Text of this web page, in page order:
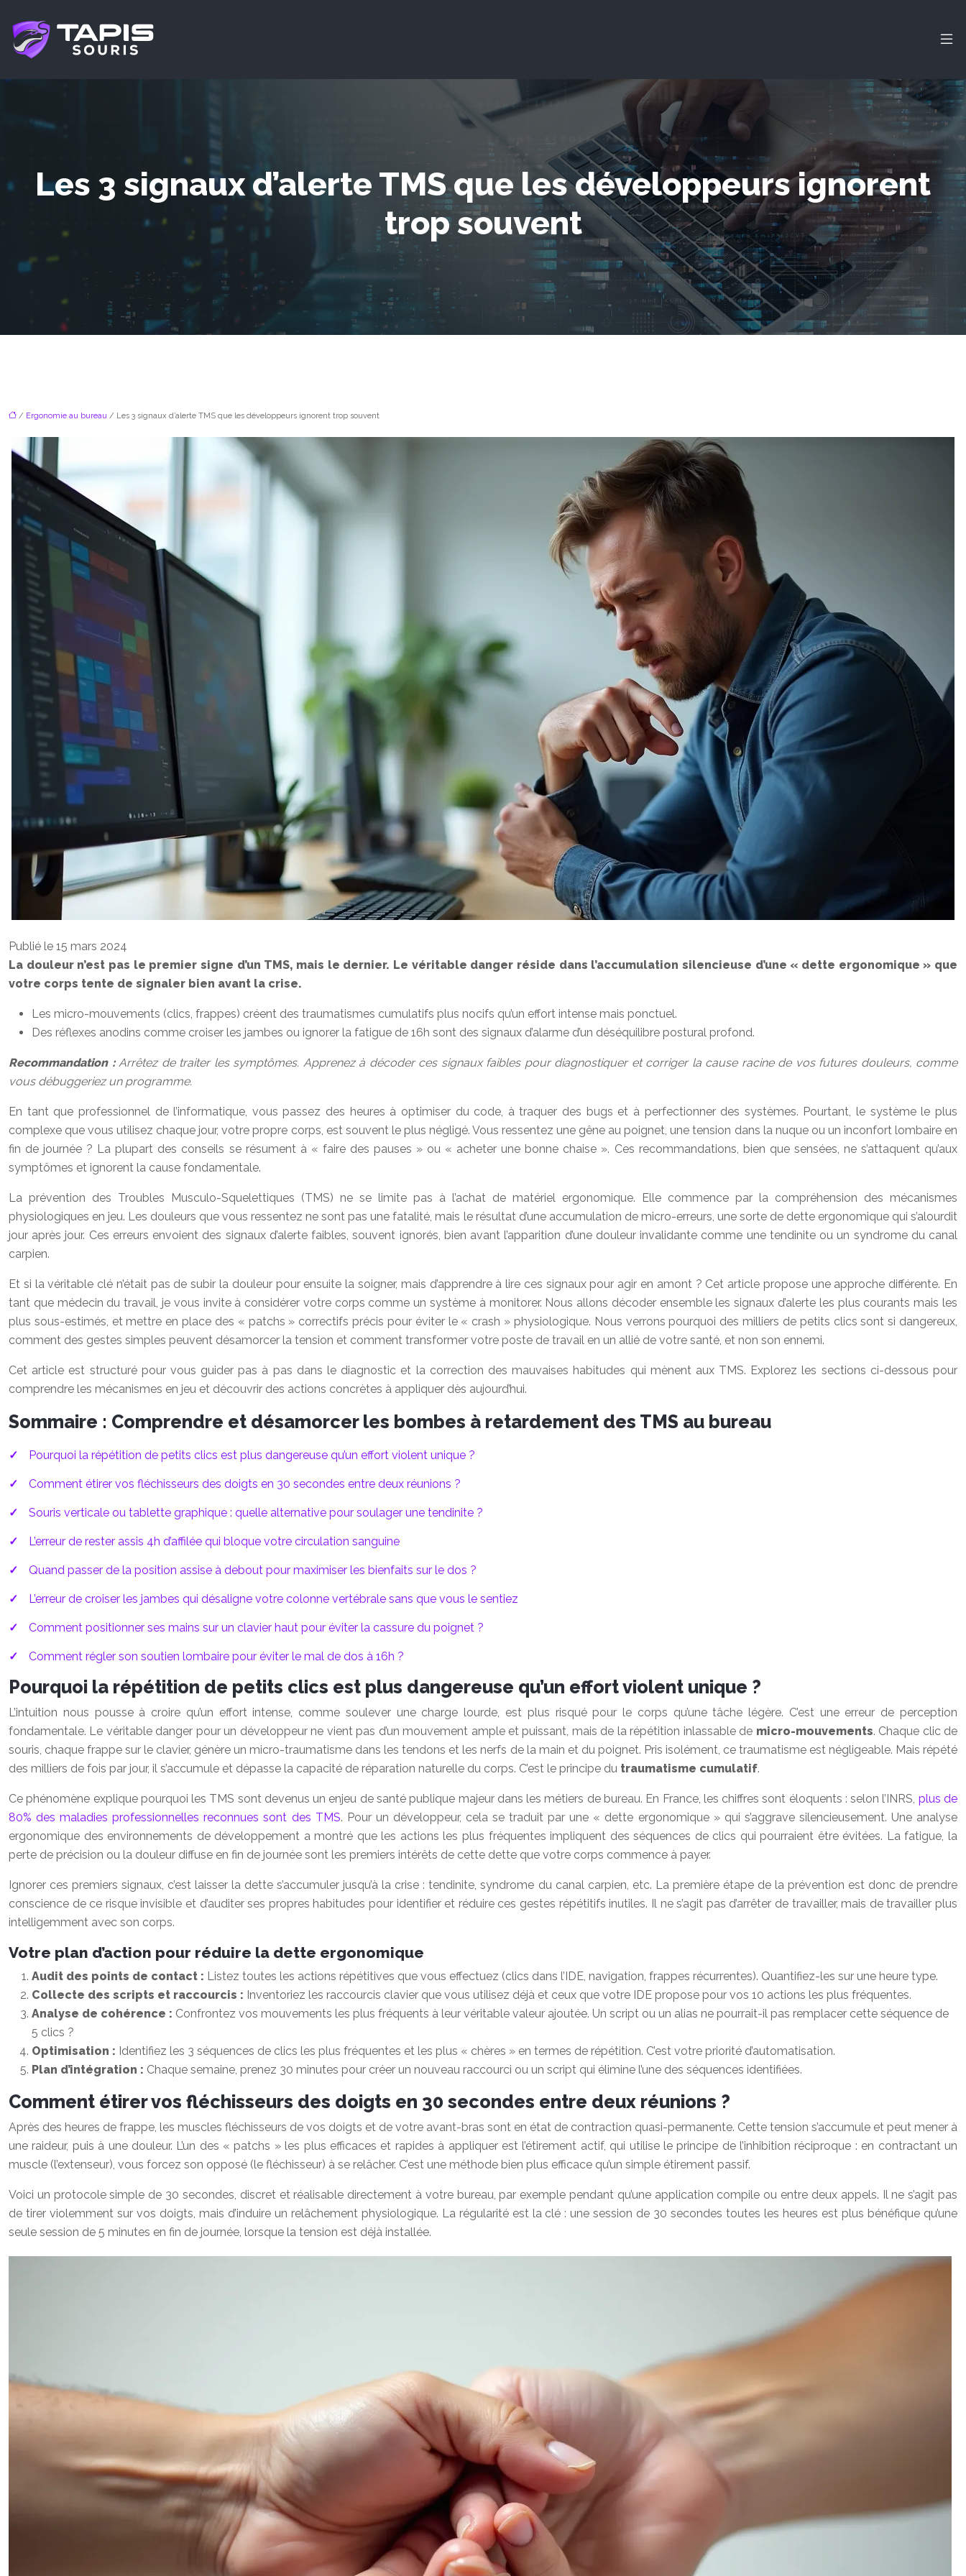
Les 3 signaux d’alerte TMS que les développeurs ignorent
trop souvent
/ Ergonomie au bureau / Les 3 signaux d’alerte TMS que les développeurs ignorent trop souvent
Publié le 15 mars 2024
La douleur n’est pas le premier signe d’un TMS, mais le dernier. Le véritable danger réside dans l’accumulation silencieuse d’une « dette ergonomique » que
votre corps tente de signaler bien avant la crise.
Les micro-mouvements (clics, frappes) créent des traumatismes cumulatifs plus nocifs qu’un effort intense mais ponctuel.
Des réflexes anodins comme croiser les jambes ou ignorer la fatigue de 16h sont des signaux d’alarme d’un déséquilibre postural profond.
Recommandation :Arrêtez de traiter les symptômes. Apprenez à décoder ces signaux faibles pour diagnostiquer et corriger la cause racine de vos futures douleurs, comme
vous débuggeriez un programme.
En tant que professionnel de l’informatique, vous passez des heures à optimiser du code, à traquer des bugs et à perfectionner des systèmes. Pourtant, le système le plus
complexe que vous utilisez chaque jour, votre propre corps, est souvent le plus négligé. Vous ressentez une gêne au poignet, une tension dans la nuque ou un inconfort lombaire en
fin de journée ? La plupart des conseils se résument à « faire des pauses » ou « acheter une bonne chaise ». Ces recommandations, bien que sensées, ne s’attaquent qu’aux
symptômes et ignorent la cause fondamentale.
La prévention des Troubles Musculo-Squelettiques (TMS) ne se limite pas à l’achat de matériel ergonomique. Elle commence par la compréhension des mécanismes
physiologiques en jeu. Les douleurs que vous ressentez ne sont pas une fatalité, mais le résultat d’une accumulation de micro-erreurs, une sorte de dette ergonomique qui s’alourdit
jour après jour. Ces erreurs envoient des signaux d’alerte faibles, souvent ignorés, bien avant l’apparition d’une douleur invalidante comme une tendinite ou un syndrome du canal
carpien.
Et si la véritable clé n’était pas de subir la douleur pour ensuite la soigner, mais d’apprendre à lire ces signaux pour agir en amont ? Cet article propose une approche différente. En
tant que médecin du travail, je vous invite à considérer votre corps comme un système à monitorer. Nous allons décoder ensemble les signaux d’alerte les plus courants mais les
plus sous-estimés, et mettre en place des « patchs » correctifs précis pour éviter le « crash » physiologique. Nous verrons pourquoi des milliers de petits clics sont si dangereux,
comment des gestes simples peuvent désamorcer la tension et comment transformer votre poste de travail en un allié de votre santé, et non son ennemi.
Cet article est structuré pour vous guider pas à pas dans le diagnostic et la correction des mauvaises habitudes qui mènent aux TMS. Explorez les sections ci-dessous pour
comprendre les mécanismes en jeu et découvrir des actions concrètes à appliquer dès aujourd’hui.
Sommaire : Comprendre et désamorcer les bombes à retardement des TMS au bureau
Pourquoi la répétition de petits clics est plus dangereuse qu’un effort violent unique ?
Comment étirer vos fléchisseurs des doigts en 30 secondes entre deux réunions ?
Souris verticale ou tablette graphique : quelle alternative pour soulager une tendinite ?
L’erreur de rester assis 4h d’affilée qui bloque votre circulation sanguine
Quand passer de la position assise à debout pour maximiser les bienfaits sur le dos ?
L’erreur de croiser les jambes qui désaligne votre colonne vertébrale sans que vous le sentiez
Comment positionner ses mains sur un clavier haut pour éviter la cassure du poignet ?
Comment régler son soutien lombaire pour éviter le mal de dos à 16h ?
Pourquoi la répétition de petits clics est plus dangereuse qu’un effort violent unique ?
L’intuition nous pousse à croire qu’un effort intense, comme soulever une charge lourde, est plus risqué pour le corps qu’une tâche légère. C’est une erreur de perception
fondamentale. Le véritable danger pour un développeur ne vient pas d’un mouvement ample et puissant, mais de la répétition inlassable de micro-mouvements. Chaque clic de
souris, chaque frappe sur le clavier, génère un micro-traumatisme dans les tendons et les nerfs de la main et du poignet. Pris isolément, ce traumatisme est négligeable. Mais répété
des milliers de fois par jour, il s’accumule et dépasse la capacité de réparation naturelle du corps. C’est le principe du traumatisme cumulatif.
Ce phénomène explique pourquoi les TMS sont devenus un enjeu de santé publique majeur dans les métiers de bureau. En France, les chiffres sont éloquents : selon l’INRS, plus de
80% des maladies professionnelles reconnues sont des TMS. Pour un développeur, cela se traduit par une « dette ergonomique » qui s’aggrave silencieusement. Une analyse
ergonomique des environnements de développement a montré que les actions les plus fréquentes impliquent des séquences de clics qui pourraient être évitées. La fatigue, la
perte de précision ou la douleur diffuse en fin de journée sont les premiers intérêts de cette dette que votre corps commence à payer.
Ignorer ces premiers signaux, c’est laisser la dette s’accumuler jusqu’à la crise : tendinite, syndrome du canal carpien, etc. La première étape de la prévention est donc de prendre
conscience de ce risque invisible et d’auditer ses propres habitudes pour identifier et réduire ces gestes répétitifs inutiles. Il ne s’agit pas d’arrêter de travailler, mais de travailler plus
intelligemment avec son corps.
Votre plan d’action pour réduire la dette ergonomique
Audit des points de contact : Listez toutes les actions répétitives que vous effectuez (clics dans l’IDE, navigation, frappes récurrentes). Quantifiez-les sur une heure type.
Collecte des scripts et raccourcis : Inventoriez les raccourcis clavier que vous utilisez déjà et ceux que votre IDE propose pour vos 10 actions les plus fréquentes.
Analyse de cohérence : Confrontez vos mouvements les plus fréquents à leur véritable valeur ajoutée. Un script ou un alias ne pourrait-il pas remplacer cette séquence de
5 clics ?
Optimisation : Identifiez les 3 séquences de clics les plus fréquentes et les plus « chères » en termes de répétition. C’est votre priorité d’automatisation.
Plan d’intégration : Chaque semaine, prenez 30 minutes pour créer un nouveau raccourci ou un script qui élimine l’une des séquences identifiées.
Comment étirer vos fléchisseurs des doigts en 30 secondes entre deux réunions ?
Après des heures de frappe, les muscles fléchisseurs de vos doigts et de votre avant-bras sont en état de contraction quasi-permanente. Cette tension s’accumule et peut mener à
une raideur, puis à une douleur. L’un des « patchs » les plus efficaces et rapides à appliquer est l’étirement actif, qui utilise le principe de l’inhibition réciproque : en contractant un
muscle (l’extenseur), vous forcez son opposé (le fléchisseur) à se relâcher. C’est une méthode bien plus efficace qu’un simple étirement passif.
Voici un protocole simple de 30 secondes, discret et réalisable directement à votre bureau, par exemple pendant qu’une application compile ou entre deux appels. Il ne s’agit pas
de tirer violemment sur vos doigts, mais d’induire un relâchement physiologique. La régularité est la clé : une session de 30 secondes toutes les heures est plus bénéfique qu’une
seule session de 5 minutes en fin de journée, lorsque la tension est déjà installée.